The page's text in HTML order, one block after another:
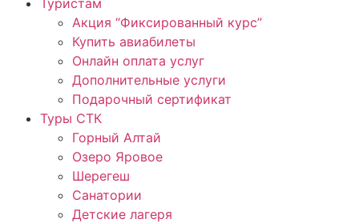
Туристам
Акция “Фиксированный курс”
Купить авиабилеты
Онлайн оплата услуг
Дополнительные услуги
Подарочный сертификат
Туры СТК
Горный Алтай
Озеро Яровое
Шерегеш
Санатории
Детские лагеря